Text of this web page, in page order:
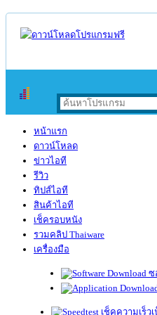
หน้าแรก
ดาวน์โหลด
ข่าวไอที
รีวิว
ทิปส์ไอที
สินค้าไอที
เช็ครอบหนัง
รวมคลิป Thaiware
เครื่องมือ
ซ
เช็คความเร็วเ